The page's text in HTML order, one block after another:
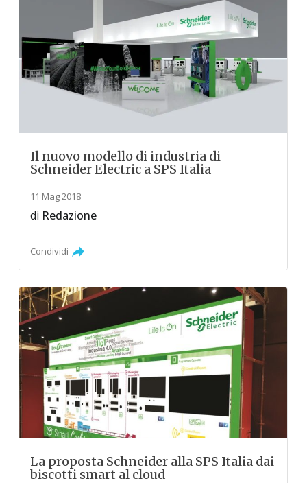
Il nuovo modello di industria di
Schneider Electric a SPS Italia
11 Mag 2018
di Redazione
Condividi
La proposta Schneider alla SPS Italia dai
biscotti smart al cloud